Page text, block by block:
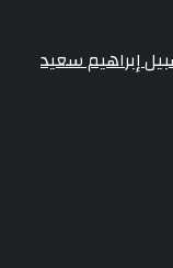
سبيل إبراهيم سعيد